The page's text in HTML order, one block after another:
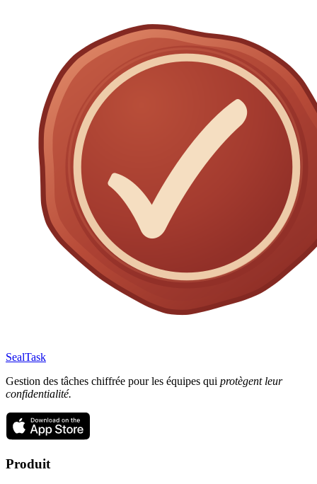
SealTask
Gestion des tâches chiffrée pour les équipes qui protègent leur
confidentialité.
Produit